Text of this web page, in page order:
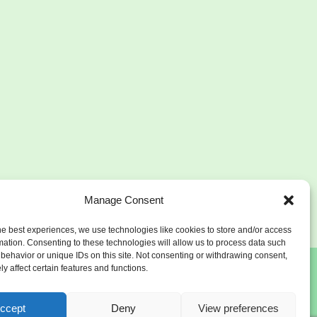
Manage Consent
best experiences, we use technologies like cookies to store and/or access
Consenting to these technologies will allow us to process data such
or unique IDs on this site. Not consenting or withdrawing consent,
affect certain features and functions.
Deny View preferences